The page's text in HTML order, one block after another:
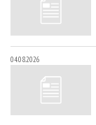
04.08.2026